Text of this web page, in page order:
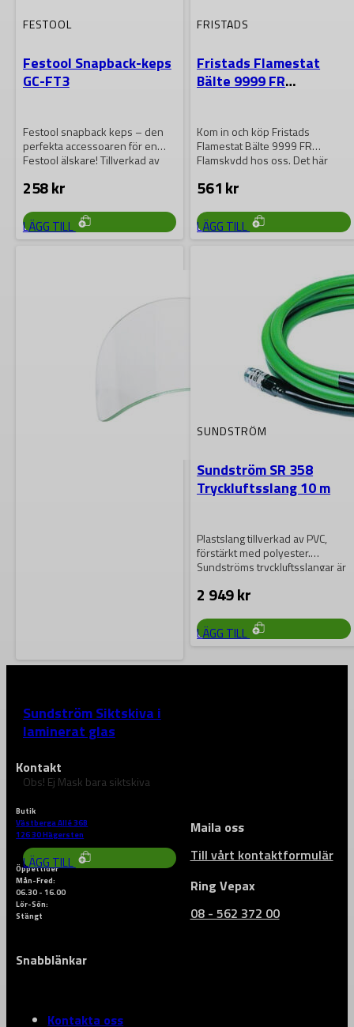
FESTOOL
Festool Snapback-keps
GC-FT3
Festool snapback keps – den
perfekta accessoaren för en
Festool älskare! Tillverkad av
258kr
LÄGG TILL
FRISTADS
Fristads Flamestat
Bälte 9999 FR
Kom in och köp Fristads
Flamestat Bälte 9999 FR
Flamskydd hos oss. Det här
561kr
LÄGG TILL
Sundström Siktskiva i
laminerat glas
Obs! Ej Mask bara siktskiva
2 455kr
LÄGG TILL
SUNDSTRÖM
Sundström SR 358
Tryckluftsslang 10 m
Plastslang tillverkad av PVC,
förstärkt med polyester.
Sundströms tryckluftsslangar är
tillsammans med…
2 949kr
LÄGG TILL
Kontakt
Butik
Västberga Allé 36B
126 30 Hägersten
Maila oss
Till vårt kontaktformulär
Öppettider
Mån-Fred:
06.30 - 16.00
Lör-Sön:
Stängt
Ring Vepax
08 - 562 372 00
Snabblänkar
Kontakta oss